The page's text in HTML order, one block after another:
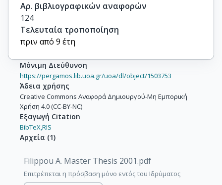
Αρ. βιβλιογραφικών αναφορών
124
Τελευταία τροποποίηση
πριν από 9 έτη
Μόνιμη Διεύθυνση
https://pergamos.lib.uoa.gr/uoa/dl/object/1503753
Άδεια χρήσης
Creative Commons Αναφορά Δημιουργού-Μη Εμπορική
Χρήση 4.0 (CC-BY-NC)
Εξαγωγή Citation
BibTeX,RIS
Αρχεία (1)
Filippou A. Master Thesis 2001.pdf
Επιτρέπεται η πρόσβαση μόνο εντός του Ιδρύματος